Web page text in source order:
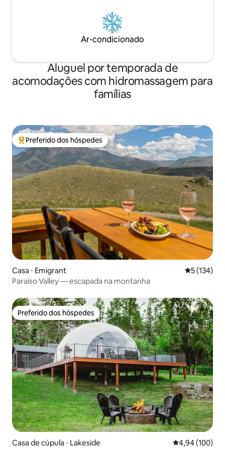
Ar-condicionado
Aluguel por temporada de
acomodações com hidromassagem para
famílias
Entre os melhores preferidos dos hóspedes
Preferido dos hóspedes
Casa ⋅ Emigrant 5 de uma
5 (134)
Paraíso Valley — escapada na montanha
Preferido dos hóspedes
Preferido dos hóspedes
Casa de cúpula ⋅ Lakeside 4,94 de uma
4,94 (100)